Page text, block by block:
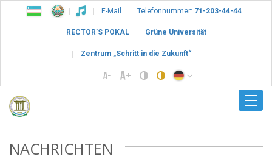
E-Mail Telefonnummer: 71-203-44-44
RECTOR’S POKAL Grüne Universität
Zentrum „Schritt in die Zukunft“
NACHRICHTEN